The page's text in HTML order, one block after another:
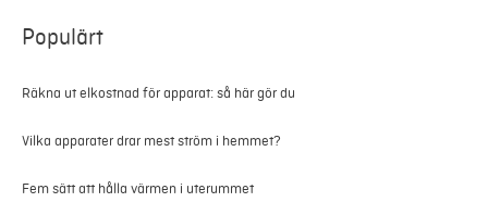
Populärt
Räkna ut elkostnad för apparat: så här gör du
Vilka apparater drar mest ström i hemmet?
Fem sätt att hålla värmen i uterummet